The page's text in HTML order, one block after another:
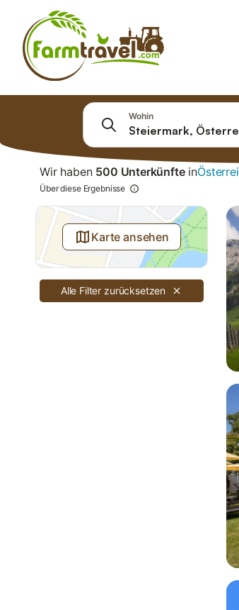
Filter
Angebote
Wohin
Wir haben 500 Unterkünftein
Über diese Ergebnisse
Karte ansehen
Alle Filter zurücksetzen